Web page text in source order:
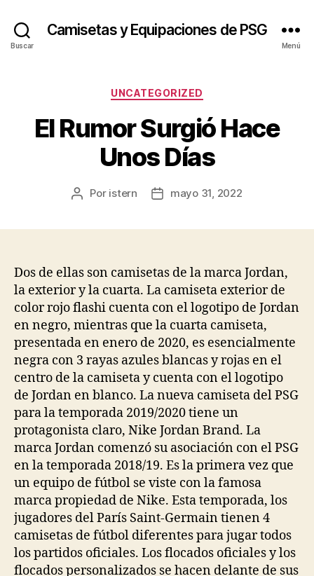
Buscar
Camisetas y Equipaciones de PSG
Menú
Categorías
UNCATEGORIZED
El Rumor Surgió Hace
Unos Días
Autor
Por istern
Fechamayo 31, 2022
Dos de ellas son camisetas de la marca Jordan,
la exterior y la cuarta. La camiseta exterior de
color rojo flashi cuenta con el logotipo de Jordan
en negro, mientras que la cuarta camiseta,
presentada en enero de 2020, es esencialmente
negra con 3 rayas azules blancas y rojas en el
centro de la camiseta y cuenta con el logotipo
de Jordan en blanco. La nueva camiseta del PSG
para la temporada 2019/2020 tiene un
protagonista claro, Nike Jordan Brand. La
marca Jordan comenzó su asociación con el PSG
en la temporada 2018/19. Es la primera vez que
un equipo de fútbol se viste con la famosa
marca propiedad de Nike. Esta temporada, los
jugadores del París Saint-Germain tienen 4
camisetas de fútbol diferentes para jugar todos
los partidos oficiales. Los flocados oficiales y los
flocados personalizados se hacen delante de sus